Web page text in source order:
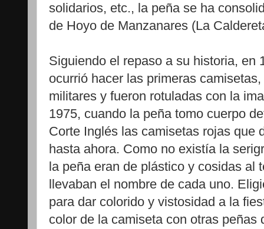
solidarios, etc., la peña se ha
de Hoyo de Manzanares (La
Siguiendo el repaso a su historia, en
ocurrió hacer las primeras
militares y fueron rotuladas con la
1975, cuando la peña tomo cuerpo
Corte Inglés las camisetas rojas que
hasta ahora. Como no existía la
la peña eran de plástico y cosidas al
llevaban el nombre de cada uno.
para dar colorido y vistosidad a la
color de la camiseta con otras peñas